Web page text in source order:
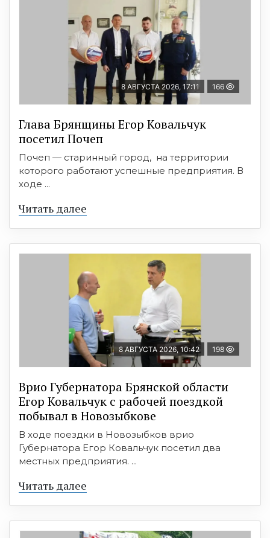
8 АВГУСТА 2026, 17:11 166
Глава Брянщины Егор Ковальчук
посетил Почеп
Почеп — старинный город, на территории
которого работают успешные предприятия. В
ходе ...
Читать далее
8 АВГУСТА 2026, 10:42 198
Врио Губернатора Брянской области
Егор Ковальчук с рабочей поездкой
побывал в Новозыбкове
В ходе поездки в Новозыбков врио
Губернатора Егор Ковальчук посетил два
местных предприятия. ...
Читать далее